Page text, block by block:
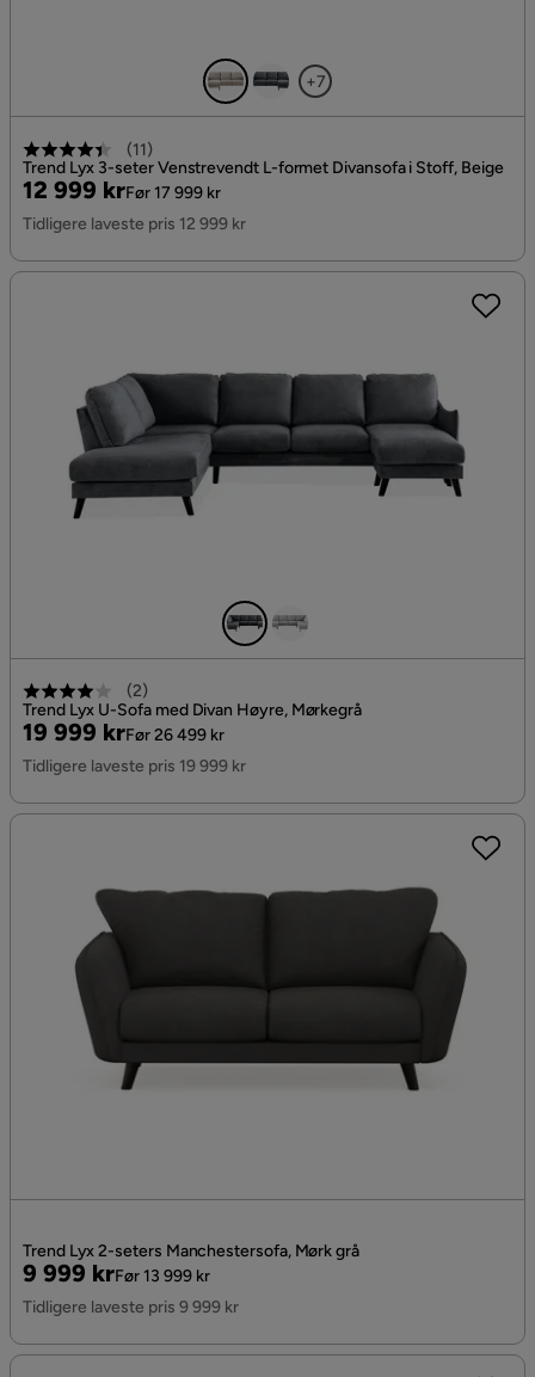
+7
(11)
Trend Lyx 3-seter Venstrevendt L-formet Divansofa i Stoff, Beige
Pris
12 999 kr
Original
Pris
Før 17 999 kr
Tidligere laveste pris 12 999 kr
(2)
Trend Lyx U-Sofa med Divan Høyre, Mørkegrå
Pris
19 999 kr
Original
Pris
Før 26 499 kr
Tidligere laveste pris 19 999 kr
Trend Lyx 2-seters Manchestersofa, Mørk grå
Pris
9 999 kr
Original
Pris
Før 13 999 kr
Tidligere laveste pris 9 999 kr